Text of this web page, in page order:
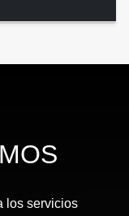
los servicios